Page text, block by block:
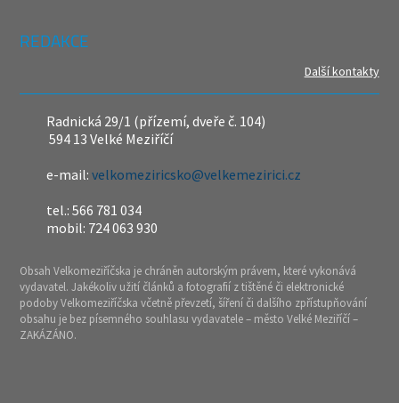
REDAKCE
Další kontakty
Radnická 29/1 (přízemí, dveře č. 104)
594 13 Velké Meziříčí
e-mail:velkomeziricsko@velkemezirici.cz
tel.: 566 781 034
mobil: 724 063 930
Obsah Velkomeziříčska je chráněn autorským právem, které vykonává
vydavatel. Jakékoliv užití článků a fotografií z tištěné či elektronické
podoby Velkomeziříčska včetně převzetí, šíření či dalšího zpřístupňování
obsahu je bez písemného souhlasu vydavatele – město Velké Meziříčí –
ZAKÁZÁNO.